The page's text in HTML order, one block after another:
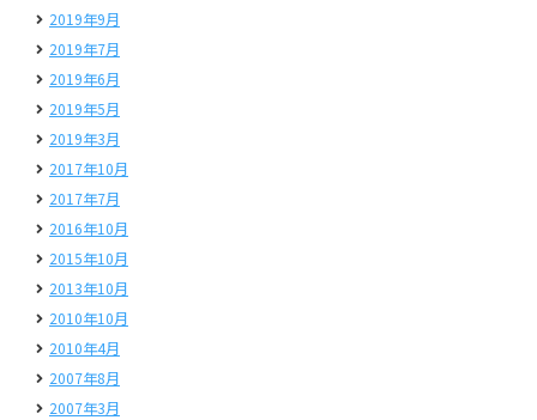
2019年9月
2019年7月
2019年6月
2019年5月
2019年3月
2017年10月
2017年7月
2016年10月
2015年10月
2013年10月
2010年10月
2010年4月
2007年8月
2007年3月